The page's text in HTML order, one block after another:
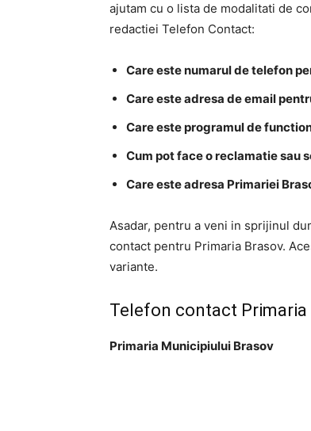
ajutam cu o lista de modalitati de
redactiei Telefon Contact:
Care este numarul de telefon
Care este adresa de email
Care este programul de
Cum pot face o reclamatie sau
Care este adresa Primariei
Asadar, pentru a veni in sprijinul
contact pentru Primaria Brasov.
variante.
Telefon contact
Primaria Municipiului Brasov